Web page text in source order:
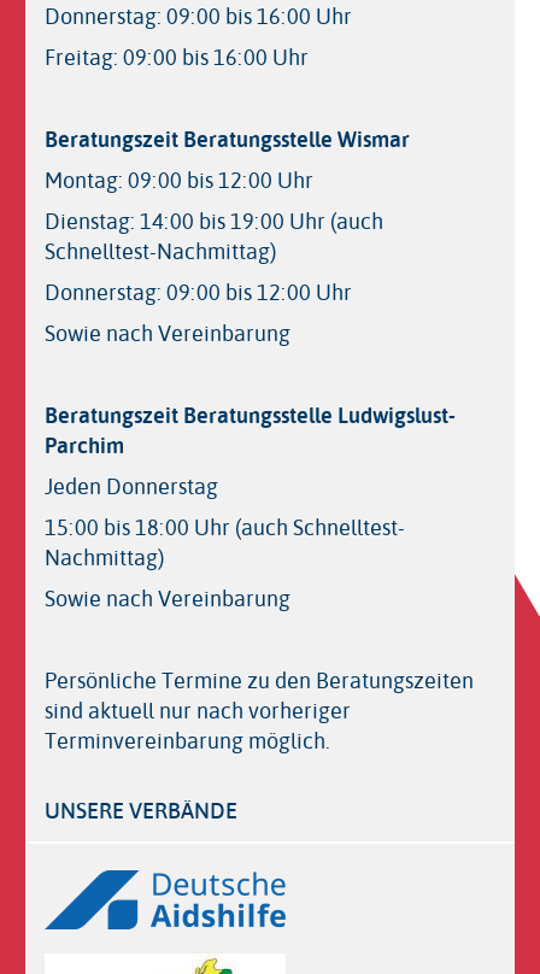
Donnerstag: 09:00 bis 16:00 Uhr
Freitag: 09:00 bis 16:00 Uhr
Beratungszeit Beratungsstelle Wismar
Montag: 09:00 bis 12:00 Uhr
Dienstag: 14:00 bis 19:00 Uhr (auch
Schnelltest-Nachmittag)
Donnerstag: 09:00 bis 12:00 Uhr
Sowie nach Vereinbarung
Beratungszeit Beratungsstelle Ludwigslust-
Parchim
Jeden Donnerstag
15:00 bis 18:00 Uhr (auch Schnelltest-
Nachmittag)
Sowie nach Vereinbarung
Persönliche Termine zu den Beratungszeiten
sind aktuell nur nach vorheriger
Terminvereinbarung möglich.
UNSERE VERBÄNDE
Logos